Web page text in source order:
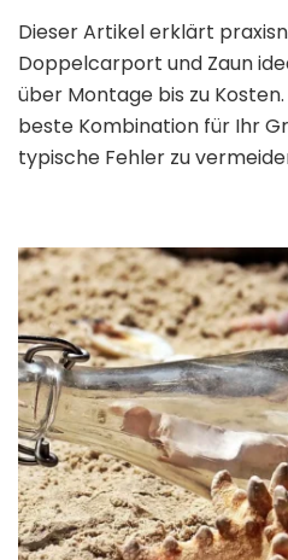
Dieser Artikel erklärt
Doppelcarport und Zaun
über Montage bis zu
beste Kombination für Ihr
typische Fehler zu